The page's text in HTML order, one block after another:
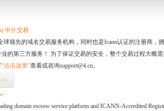
中介交易
球领先的域名交易服务机构，同时也是Icann认证的注册商
的第三方服务！ 为了保证交易的安全，整个交易过程大概需
“点击这里”查看或咨询support@4.cn。
>>
domain escrow service platform and ICANN-Accredited